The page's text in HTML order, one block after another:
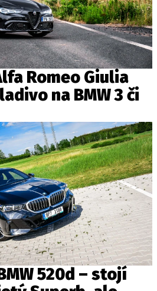
Romeo Giulia
na BMW 3 či
520d – stojí